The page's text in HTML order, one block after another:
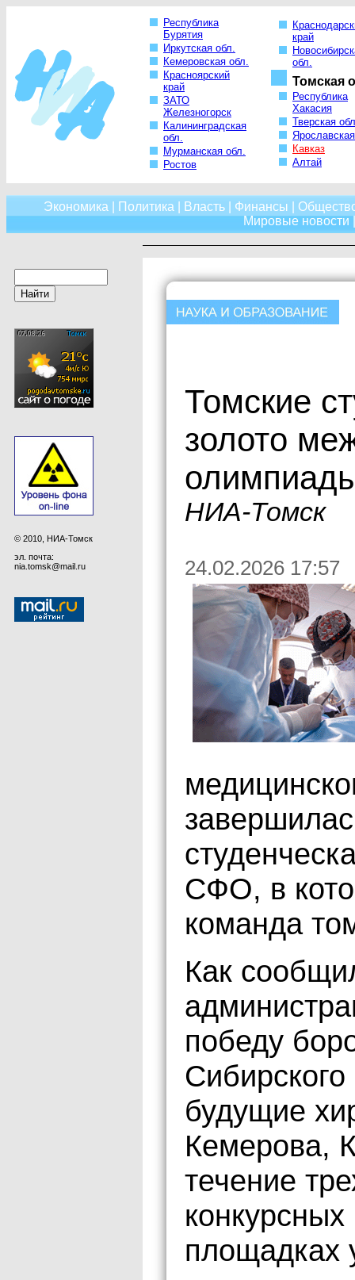
Республика
Бурятия
Иркутская обл.
Кемеровская обл.
Красноярский
край
ЗАТО
Железногорск
Калининградская
обл.
Мурманская обл.
Ростов
край
обл.
Томская
Республика
Хакасия
Тверская
Кавказ
Алтай
Экономика Политика Власть Финансы
Мировые новости
© 2010, НИА-Томск
эл. почта:
nia.tomsk@mail.ru
Томские
золото
НИА-Томск
24.02.2026 17:57
СФО, в
команда
Как
победу
будущие
Кемерова,
течение
площадках